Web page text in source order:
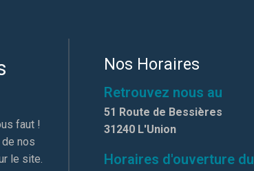
faut !
nos
le site.
Nos Horaires
Retrouvez nous au
51 Route de Bessières
31240 L'Union
Horaires d'ouverture du